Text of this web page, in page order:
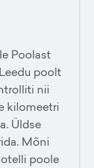
Poolast
poolt
nii
kilomeetri
Üldse
Mõni
poole